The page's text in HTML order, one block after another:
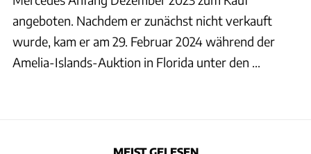
angeboten. Nachdem er zunächst nicht verkauft
wurde, kam er am 29. Februar 2024 während der
Amelia-Islands-Auktion in Florida unter den ...